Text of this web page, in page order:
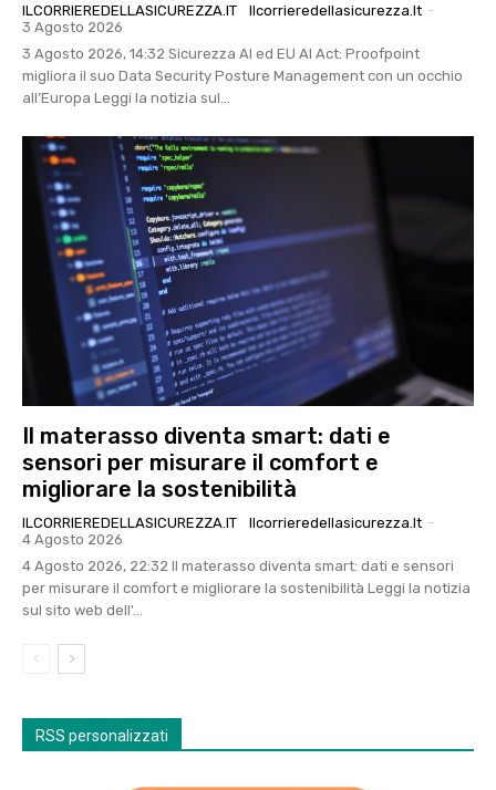
ILCORRIEREDELLASICUREZZA.IT Ilcorrieredellasicurezza.it -
3 Agosto 2026
3 Agosto 2026, 14:32 Sicurezza AI ed EU AI Act: Proofpoint
migliora il suo Data Security Posture Management con un occhio
all’Europa Leggi la notizia sul...
Il materasso diventa smart: dati e
sensori per misurare il comfort e
migliorare la sostenibilità
ILCORRIEREDELLASICUREZZA.IT Ilcorrieredellasicurezza.it -
4 Agosto 2026
4 Agosto 2026, 22:32 Il materasso diventa smart: dati e sensori
per misurare il comfort e migliorare la sostenibilità Leggi la notizia
sul sito web dell'...
RSS personalizzati